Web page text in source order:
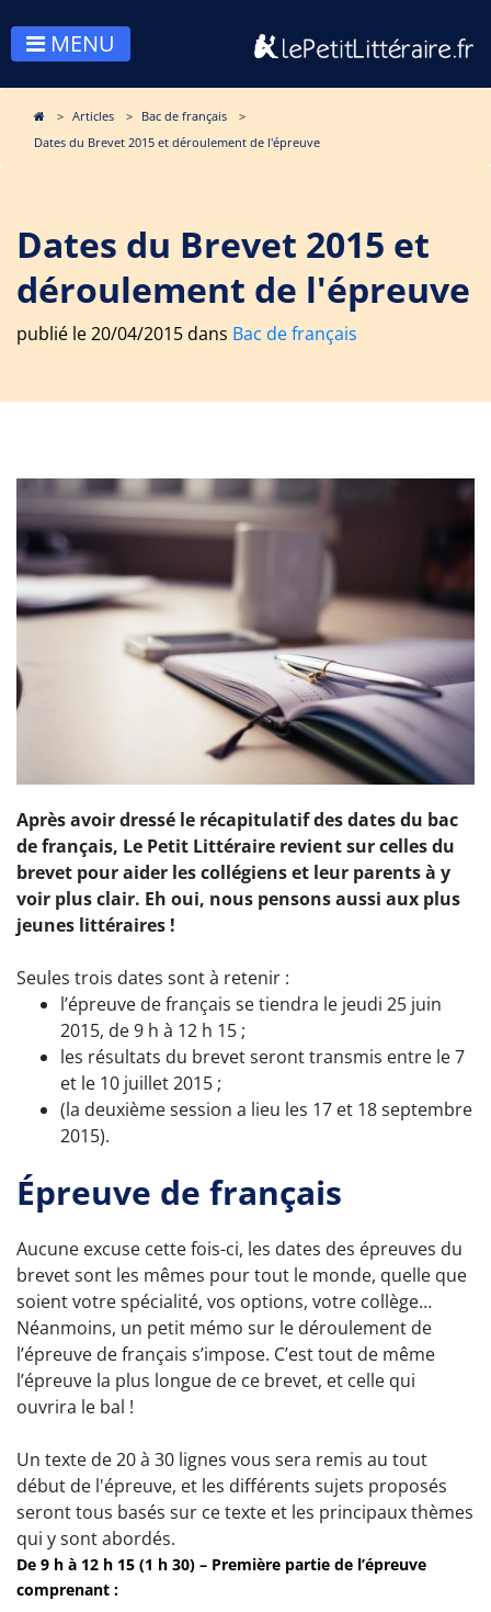
MENU
Articles
Bac de français
Dates du Brevet 2015 et déroulement de l'épreuve
Dates du Brevet 2015 et
déroulement de l'épreuve
publié le 20/04/2015 dans Bac de français
Après avoir dressé le récapitulatif des dates du bac
de français, Le Petit Littéraire revient sur celles du
brevet pour aider les collégiens et leur parents à y
voir plus clair. Eh oui, nous pensons aussi aux plus
jeunes littéraires !
Seules trois dates sont à retenir :
l’épreuve de français se tiendra le jeudi 25 juin
2015, de 9 h à 12 h 15 ;
les résultats du brevet seront transmis entre le 7
et le 10 juillet 2015 ;
(la deuxième session a lieu les 17 et 18 septembre
2015).
Épreuve de français
Aucune excuse cette fois-ci, les dates des épreuves du
brevet sont les mêmes pour tout le monde, quelle que
soient votre spécialité, vos options, votre collège…
Néanmoins, un petit mémo sur le déroulement de
l’épreuve de français s’impose. C’est tout de même
l’épreuve la plus longue de ce brevet, et celle qui
ouvrira le bal !
Un texte de 20 à 30 lignes vous sera remis au tout
début de l'épreuve, et les différents sujets proposés
seront tous basés sur ce texte et les principaux thèmes
qui y sont abordés.
De 9 h à 12 h 15 (1 h 30) – Première partie de l’épreuve
comprenant :